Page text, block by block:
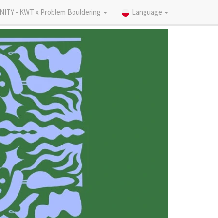
Language
- KWT x Problem Bouldering